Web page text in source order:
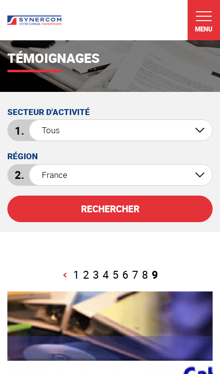
MENU
TÉMOIGNAGES
SECTEUR D'ACTIVITÉ
RÉGION
RECHERCHER
1 2 3 4 5 6 7 8 9